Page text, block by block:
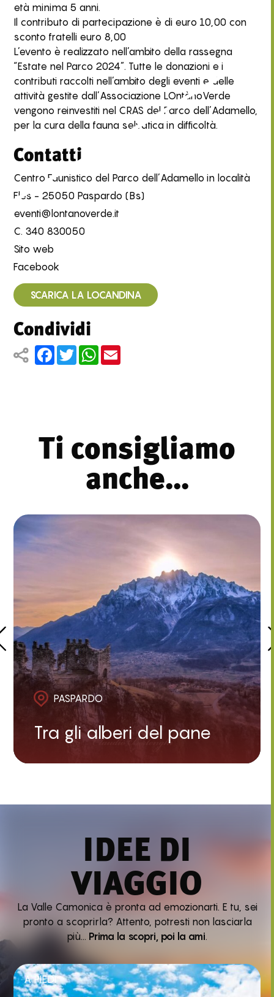
età minima 5 anni.
Il contributo di partecipazione è di euro 10,00 con
sconto fratelli euro 8,00
L’evento è realizzato nell’ambito della rassegna
“Estate nel Parco 2024”. Tutte le donazioni e i
contributi raccolti nell’ambito degli eventi e delle
attività gestite dall’Associazione LOntànoVerde
vengono reinvestiti nel CRAS del Parco dell’Adamello,
per la cura della fauna selvatica in difficoltà.
Contatti
Centro Faunistico del Parco dell’Adamello in località
Fles - 25050 Paspardo (Bs)
eventi@lontanoverde.it
C. 340 830050
Sito web
Facebook
SCARICA LA LOCANDINA
Condividi
Facebook
TwitterWhatsApp
Email
Ti consigliamo
anche...
PASPARDO
Tra gli alberi del pane
IDEE DI
VIAGGIO
La Valle Camonica è pronta ad emozionarti. E tu, sei
pronto a scoprirla? Attento, potresti non lasciarla
più… Prima la scopri, poi la ami.
A PIEDI